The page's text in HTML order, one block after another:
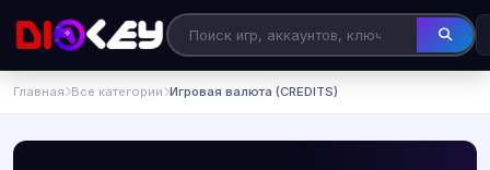
Главная Все категории Игровая валюта (CREDITS)